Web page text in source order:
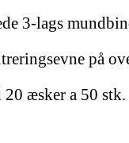
3-lags
på
20 æsker a 50 stk.